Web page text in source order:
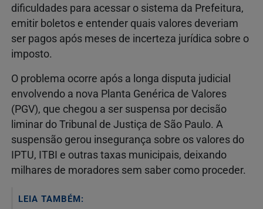
dificuldades para acessar o sistema da Prefeitura,
emitir boletos e entender quais valores deveriam
ser pagos após meses de incerteza jurídica sobre o
imposto.
O problema ocorre após a longa disputa judicial
envolvendo a nova Planta Genérica de Valores
(PGV), que chegou a ser suspensa por decisão
liminar do Tribunal de Justiça de São Paulo. A
suspensão gerou insegurança sobre os valores do
IPTU, ITBI e outras taxas municipais, deixando
milhares de moradores sem saber como proceder.
LEIA TAMBÉM: